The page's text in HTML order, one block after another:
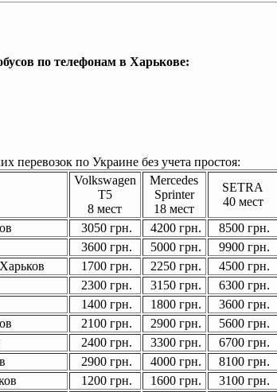
по телефонам в Харькове:
перевозок по Украине без учета простоя:
Volkswagen
T5
8 мест
Mercedes
Sprinter
18 мест
SETRA
40 мест
3050 грн. 4200 грн.
8500 грн.
3600 грн. 5000 грн.
9900 грн.
1700 грн. 2250 грн.
4500 грн.
2300 грн. 3150 грн.
6300 грн.
1400 грн. 1800 грн.
3600 грн.
2100 грн. 2900 грн.
5600 грн.
2400 грн. 3300 грн.
6700 грн.
2900 грн. 4000 грн.
8100 грн.
1200 грн. 1600 грн.
3100 грн.